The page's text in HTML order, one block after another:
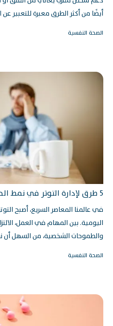
أيضًا من أكثر الطرق معبرة للتعبير عن
الصحة النفسية
5 طرق لإدارة التوتر في نمط الحياة المزدحم
في عالمنا المعاصر السريع، أصبح
اليومية. بين المهام في العمل،
والطموحات الشخصية، من السهل أن
الصحة النفسية